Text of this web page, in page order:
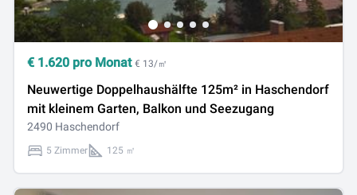
€ 1.620 pro Monat € 13/㎡
Neuwertige Doppelhaushälfte 125m² in Haschendorf
mit kleinem Garten, Balkon und Seezugang
2490 Haschendorf
5 Zimmer 125 ㎡